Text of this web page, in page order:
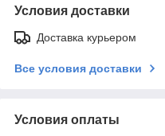
Условия доставки
Доставка курьером
Все условия доставки
Условия оплаты